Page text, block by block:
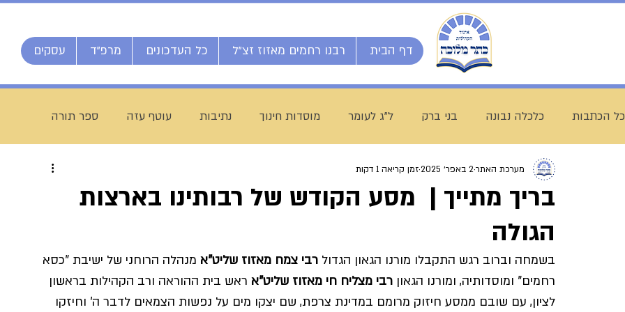
דף הבית רבנו רחמים מאזוז זצ"ל כל העדכונים מרפ"ד עסקים
כל הכתבות כלכלה נבונה בני ברק ל"ג לעומר מוסדות חינוך נתיבות עוטף עזה ספר תורה
השיעור השבועי ספרי מרן בית המדרש הגדול הרב אליהו ענקרי
חג שבועות ת"ת לחם הביכורים
עולם התורה הרב עובדיה חן דף היומי הרב מצליח חי מאזוז רשת הכוללים "רצופות" ישיבת כסא רחמים
בריך מתייך​ | מסע הקודש של רבותינו בארצות
הגולה
מערכת האתר2 באפר׳ 2025 זמן קריאה 1 דקות
בשמחה וברוב רגש התקבלו מורנו הגאון הגדול רבי צמח מאזוז שליט"א מנהלה הרוחני של ישיבת "כסא
רחמים" ומוסדותיה, ומ​ורנו הגאון רבי מצליח חי מאזוז שליט"א ​ ראש בית ההוראה ורב הקהילות בראשון
לציון, עם שובם ממסע חיזוק מרומם במדינת צרפת, שם יצקו מים על נפשות הצמאים לדבר ה' וחיזקו